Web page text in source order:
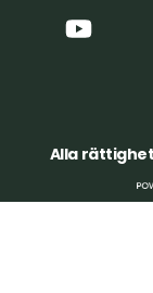
b
o
e
d
u
b
Alla